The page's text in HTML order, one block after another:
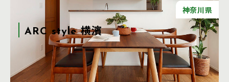
神奈川県
ARC style 横濱
ARC style 横濱 の注文住宅コンセプトは、健康を考えた自然
素材の家づくり。 健康に安心して住み続けることができる住
まいを創りたい。 自然素材で建てる注文住宅は、本物の木造